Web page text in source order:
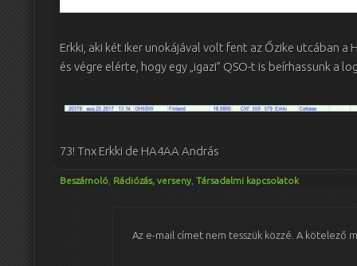
Erkki, aki két iker unokájával volt fent az Őzike utcában a
és végre elérte, hogy egy „igazi” QSO-t is beírhassunk a
73! Tnx Erkki de HA4AA András
Beszámoló Rádiózás, verseny Társadalmi kapcsolatok
Az e-mail címet nem tesszük közzé. A kötelező